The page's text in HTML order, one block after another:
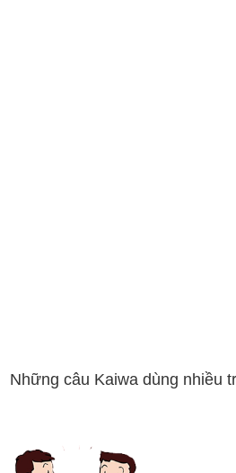
Những câu Kaiwa dùng nhiều